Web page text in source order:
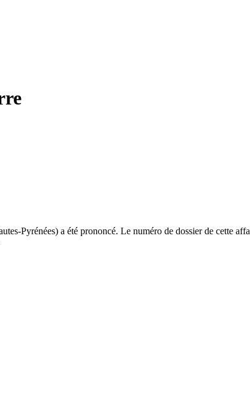
Pyrénées) a été prononcé. Le numéro de dossier de cette